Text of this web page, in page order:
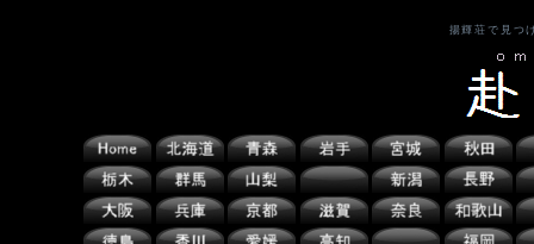
揚輝荘で見つ